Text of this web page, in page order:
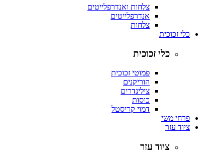
צלחות ואנדרפלייטים
אנדרפלייטים
צלחות
כלי זכוכית
כלי זכוכית
פמוטי זכוכית
הוריקנים
צילינדרים
כוסות
דמוי קריסטל
פרחי משי
ציוד עזר
ציוד עזר